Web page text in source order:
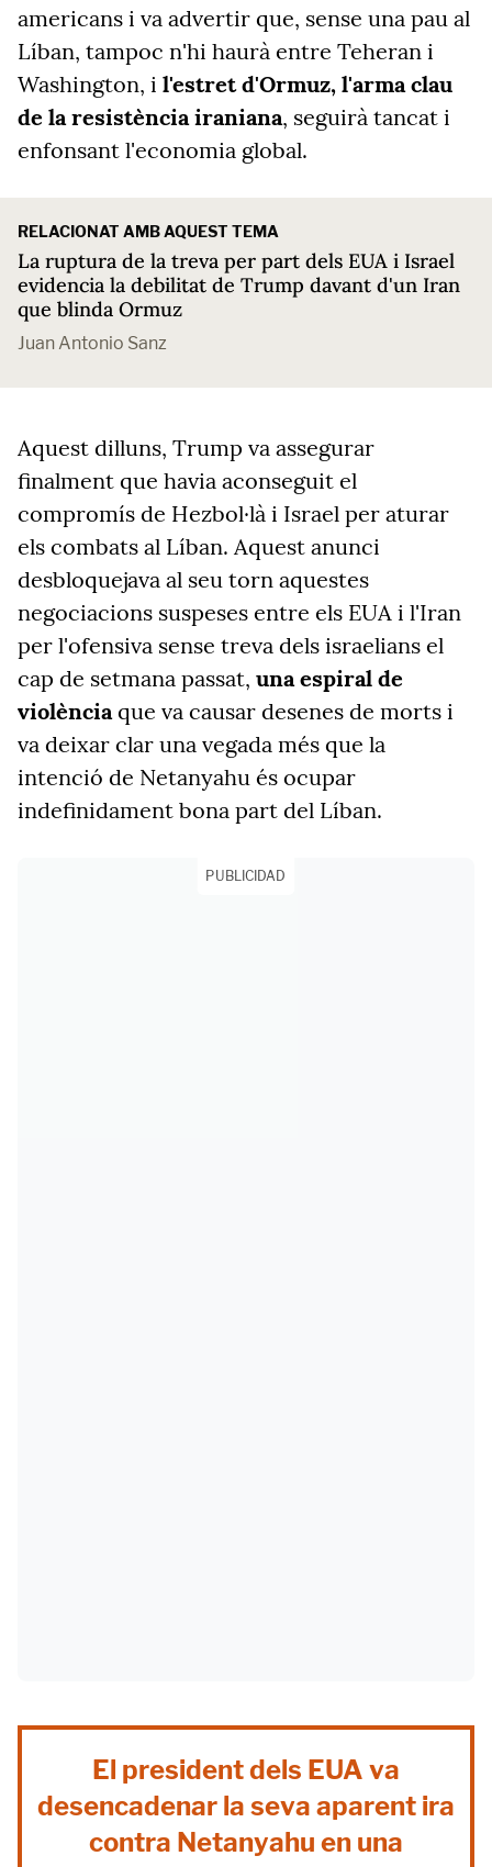
americans i va advertir que, sense una pau al
Líban, tampoc n'hi haurà entre Teheran i
Washington, i l'estret d'Ormuz, l'arma clau
de la resistència iraniana, seguirà tancat i
enfonsant l'economia global.
RELACIONAT AMB AQUEST TEMA
La ruptura de la treva per part dels EUA i Israel
evidencia la debilitat de Trump davant d'un Iran
que blinda Ormuz
Juan Antonio Sanz
Aquest dilluns, Trump va assegurar
finalment que havia aconseguit el
compromís de Hezbol·là i Israel per aturar
els combats al Líban. Aquest anunci
desbloquejava al seu torn aquestes
negociacions suspeses entre els EUA i l'Iran
per l'ofensiva sense treva dels israelians el
cap de setmana passat, una espiral de
violènciaque va causar desenes de morts i
va deixar clar una vegada més que la
intenció de Netanyahu és ocupar
indefinidament bona part del Líban.
PUBLICIDAD
El president dels EUA va
desencadenar la seva aparent ira
contra Netanyahu en una